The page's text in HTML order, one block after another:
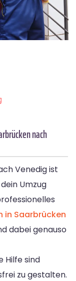
nach
Venedig ist
Umzug
in Saarbrücken
dabei genauso
Hilfe sind
zu gestalten.